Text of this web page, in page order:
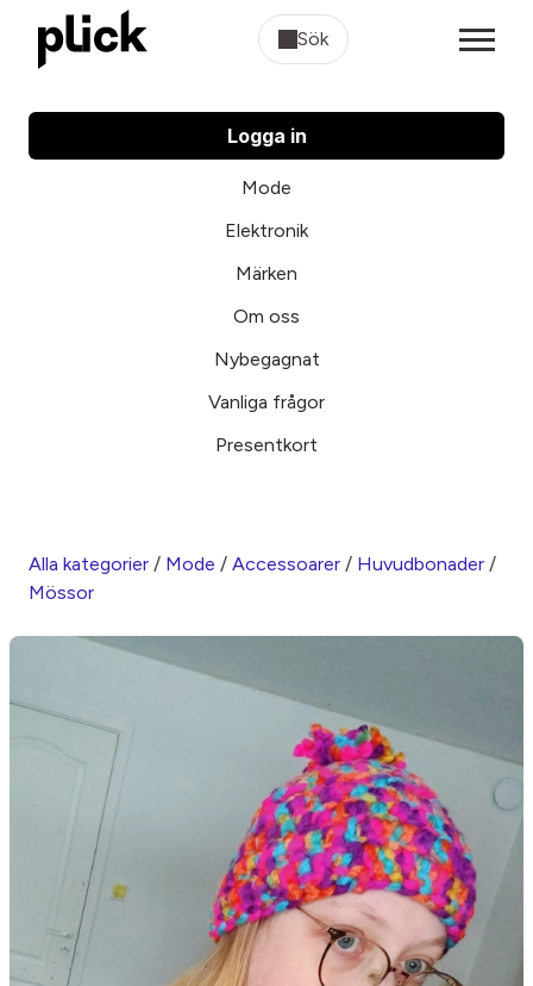
Sök
Logga in
Mode
Elektronik
Märken
Om oss
Nybegagnat
Vanliga frågor
Presentkort
Alla kategorier / Mode / Accessoarer / Huvudbonader /
Mössor